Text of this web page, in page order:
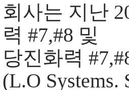
회사는 지난
력 #7,#8 및
당진화력
(L.O Systems.